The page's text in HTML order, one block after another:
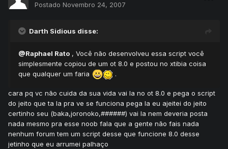
Postado Novembro 24, 2007
Darth Sidious disse:
@Raphael Rato , Você não desenvolveu essa script você
simplesmente copiou de um ot 8.0 e postou no xtibia coisa
que qualquer um faria
.
cara pq vc não cuida da sua vida vai la no ot 8.0 e pega o script
do jeito que ta la pra ve se funciona pega la eu ajeitei do jeito
certinho seu (baka,joronoko,######) vai la nem deveria posta
nada mesmo pra esse noob fala que a gente não fais nada
nenhum forum tem um script desse que funcione 8.0 desse
jetinho que eu arrumei palhaço